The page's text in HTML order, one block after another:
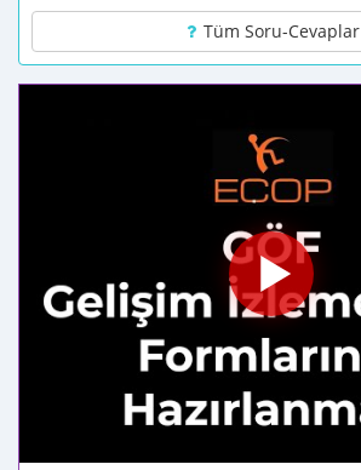
Tüm Soru-Cevaplar